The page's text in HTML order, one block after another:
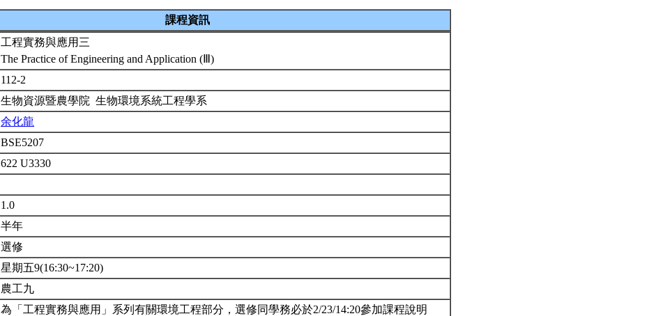
課程資訊
工程實務與應用三
The Practice of Engineering and Application (Ⅲ)
112-2
生物資源暨農學院 生物環境系統工程學系
余化龍
BSE5207
622 U3330
1.0
半年
選修
星期五9(16:30~17:20)
農工九
為「工程實務與應用」系列有關環境工程部分，選修同學務必於2/23/14:20參加課程說明